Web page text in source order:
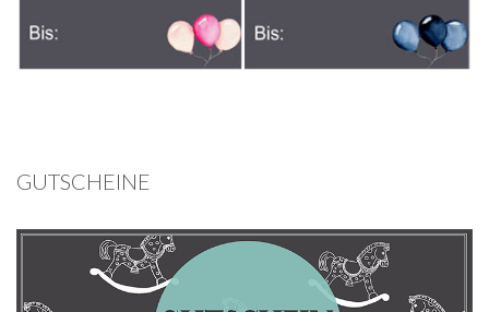
GUTSCHEINE